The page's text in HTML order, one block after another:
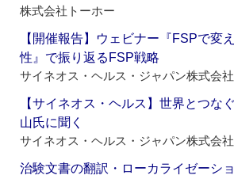
株式会社トーホー
【開催報告】ウェビナー『FSPで変
性』で振り返るFSP戦略
サイネオス・ヘルス・ジャパン株式会社
【サイネオス・ヘルス】世界とつ
山氏に聞く
サイネオス・ヘルス・ジャパン株式会社
治験文書の翻訳・ローカライゼーシ